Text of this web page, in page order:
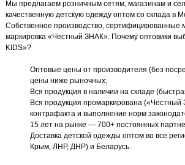
Мы предлагаем розничным сетям, магазинам и
качественную детскую одежду оптом со склада в
Собственное производство, сертифицированные
маркировка «Честный ЗНАК». Почему оптовики
KIDS»?
Оптовые цены от производителя (без
цены ниже рыночных;
Вся продукция в наличии на складе
Вся продукция промаркирована
контрафакта и выполнение норм
15 лет на рынке — 700+ постоянных
Доставка детской одежды оптом во все
Крым, ЛНР, ДНР) и Беларусь.